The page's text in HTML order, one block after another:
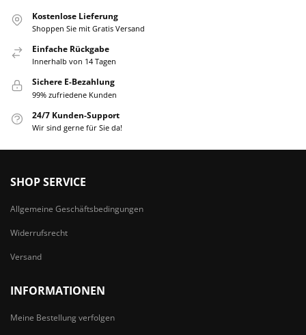
Kostenlose Lieferung
Shoppen Sie mit Gratis Versand
Einfache Rückgabe
Innerhalb von 14 Tagen
Sichere E-Bezahlung
99% zufriedene Kunden
24/7 Kunden-Support
Wir sind gerne für Sie da!
SHOP SERVICE
Allgemeine Geschäftsbedingungen
Widerrufsrecht
Versand
INFORMATIONEN
Meine Bestellung verfolgen